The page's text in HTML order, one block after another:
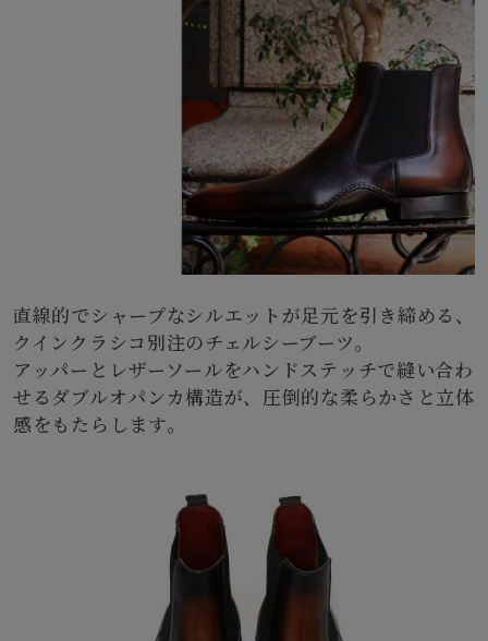
直線的でシャープなシルエットが足元を引き締める、
クインクラシコ別注のチェルシーブーツ。
アッパーとレザーソールをハンドステッチで縫い合わ
せるダブルオパンカ構造が、圧倒的な柔らかさと立体
感をもたらします。